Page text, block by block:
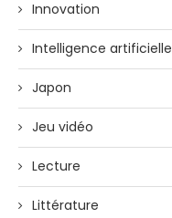
Innovation
Intelligence artificielle
Japon
Jeu vidéo
Lecture
Littérature